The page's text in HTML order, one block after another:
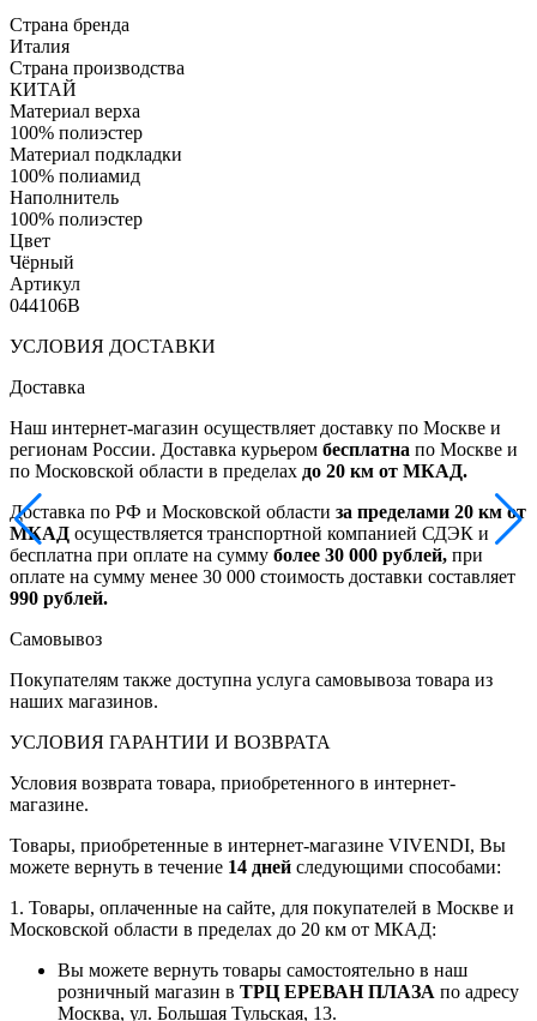
Страна бренда
Италия
Страна производства
КИТАЙ
Материал верха
100% полиэстер
Материал подкладки
100% полиамид
Наполнитель
100% полиэстер
Цвет
Чёрный
Артикул
044106B
УСЛОВИЯ ДОСТАВКИ
Доставка
Наш интернет-магазин осуществляет доставку по Москве и
регионам России. Доставка курьером бесплатна по Москве и
по Московской области в пределах до 20 км от МКАД.
Доставка по РФ и Московской области за пределами 20 км от
МКАД осуществляется транспортной компанией СДЭК и
бесплатна при оплате на сумму более 30 000 рублей, при
оплате на сумму менее 30 000 стоимость доставки составляет
990 рублей.
Самовывоз
Покупателям также доступна услуга самовывоза товара из
наших магазинов.
УСЛОВИЯ ГАРАНТИИ И ВОЗВРАТА
Условия возврата товара, приобретенного в интернет-
магазине.
Товары, приобретенные в интернет-магазине VIVENDI, Вы
можете вернуть в течение 14 дней следующими способами:
1. Товары, оплаченные на сайте, для покупателей в Москве и
Московской области в пределах до 20 км от МКАД:
Вы можете вернуть товары самостоятельно в наш
розничный магазин в ТРЦ ЕРЕВАН ПЛАЗА по адресу
Москва, ул. Большая Тульская, 13.